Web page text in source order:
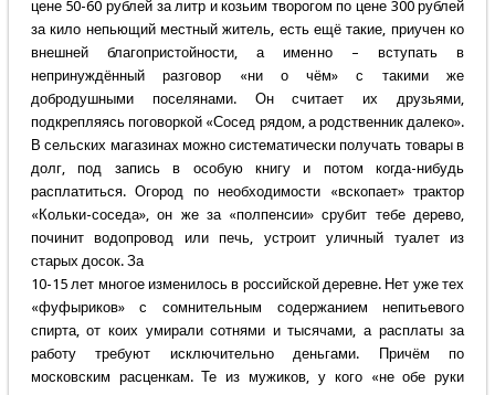
цене 50-60 рублей за литр и козьим творогом по цене 300 рублей
за кило непьющий местный житель, есть ещё такие, приучен ко
внешней благопристойности, а именно – вступать в
непринуждённый разговор «ни о чём» с такими же
добродушными поселянами. Он считает их друзьями,
подкрепляясь поговоркой «Сосед рядом, а родственник далеко».
В сельских магазинах можно систематически получать товары в
долг, под запись в особую книгу и потом когда-нибудь
расплатиться. Огород по необходимости «вскопает» трактор
«Кольки-соседа», он же за «полпенсии» срубит тебе дерево,
починит водопровод или печь, устроит уличный туалет из
старых досок. За
10-15 лет многое изменилось в российской деревне. Нет уже тех
«фуфыриков» с сомнительным содержанием непитьевого
спирта, от коих умирали сотнями и тысячами, а расплаты за
работу требуют исключительно деньгами. Причём по
московским расценкам. Те из мужиков, у кого «не обе руки